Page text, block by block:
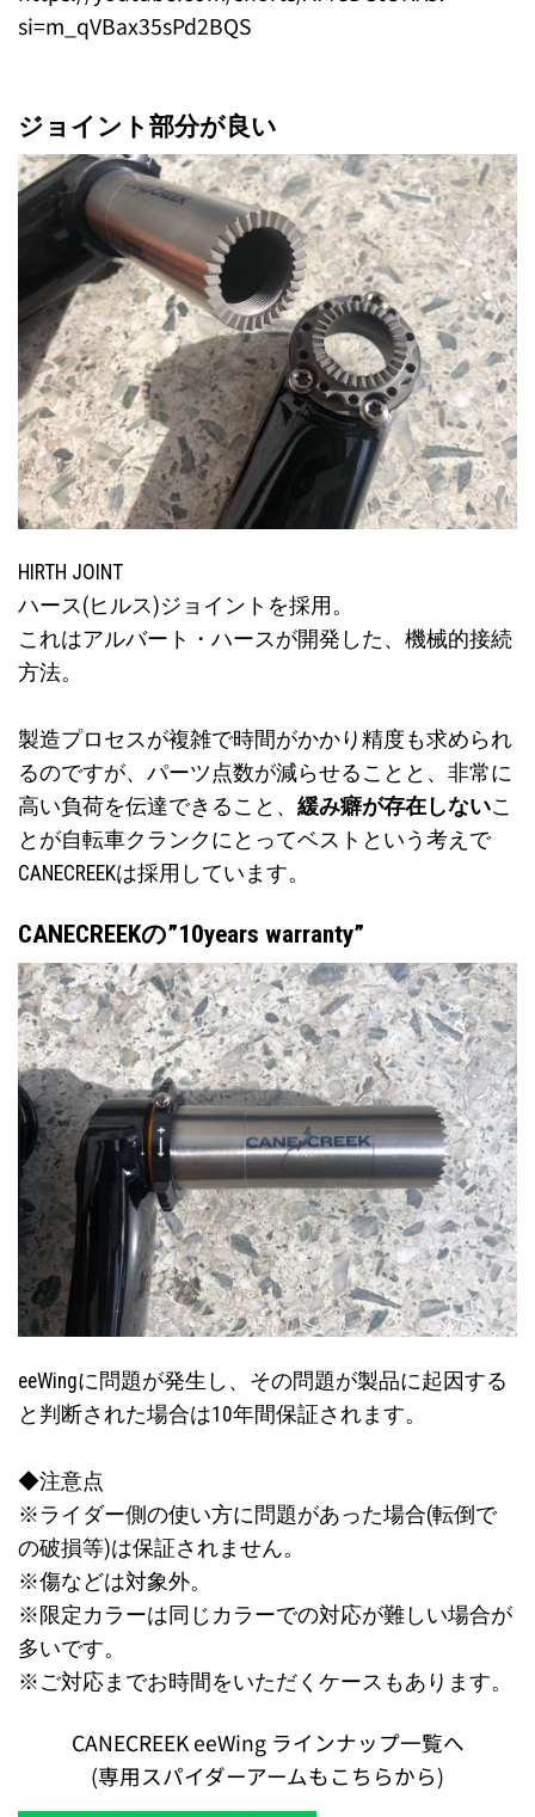
si=m_qVBax35sPd2BQS
ジョイント部分が良い
HIRTH JOINT
ハース(ヒルス)ジョイントを採用。
これはアルバート・ハースが開発した、機械的接続
方法。
製造プロセスが複雑で時間がかかり精度も求められ
るのですが、パーツ点数が減らせることと、非常に
高い負荷を伝達できること、 緩み癖が存在しないこ
とが自転車クランクにとってベストという考えで
CANECREEKは採用しています。
CANECREEKの”10years warranty”
eeWingに問題が発生し、その問題が製品に起因する
と判断された場合は10年間保証されます。
◆注意点
※ライダー側の使い方に問題があった場合(転倒で
の破損等)は保証されません。
※傷などは対象外。
※限定カラーは同じカラーでの対応が難しい場合が
多いです。
※ご対応までお時間をいただくケースもあります。
CANECREEK eeWing ラインナップ一覧へ
(専用スパイダーアームもこちらから)